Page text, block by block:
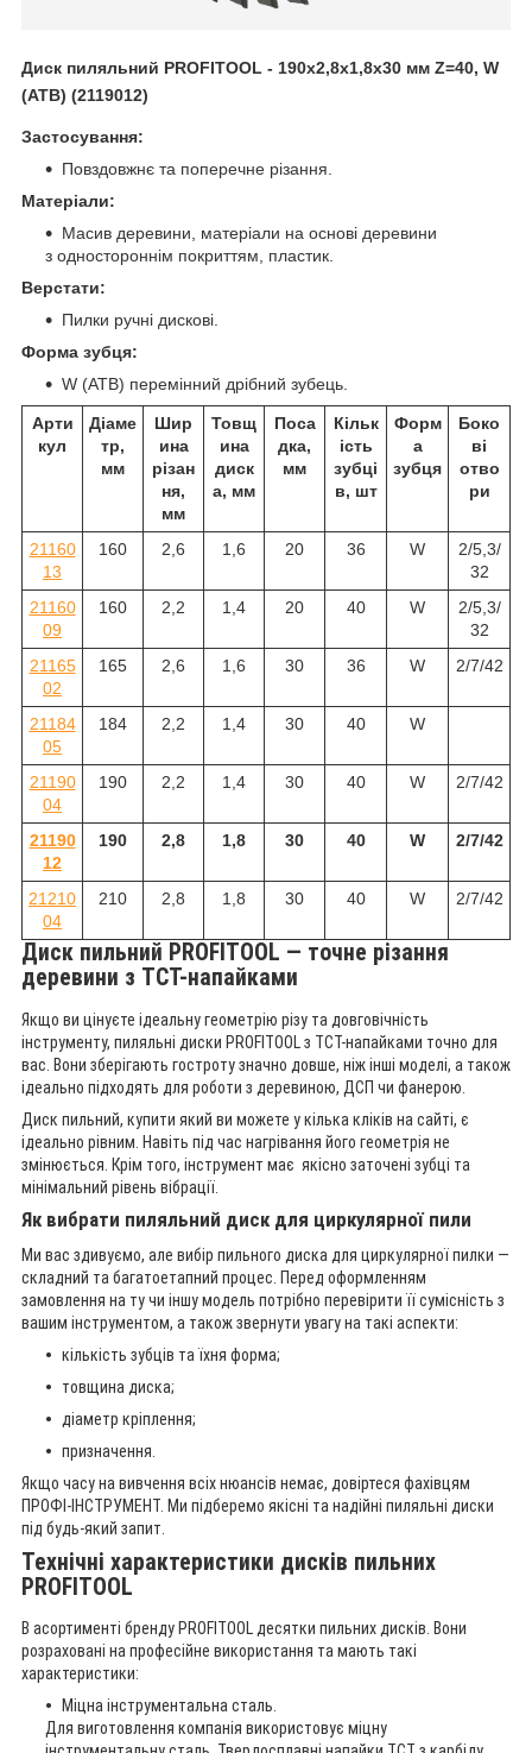
Диск пиляльний PROFITOOL - 190х2,8х1,8х30 мм Z=40, W
(ATB) (2119012)
Застосування:
Повздовжнє та поперечне різання.
Матеріали:
Масив деревини, матеріали на основі деревини
з одностороннім покриттям, пластик.
Верстати:
Пилки ручні дискові.
Форма зубця:
W (ATB) перемінний дрібний зубець.
Арти
кул
Діаме
тр,
мм
Шир
ина
різан
ня,
мм
Товщ
ина
диск
а, мм
Поса
дка,
мм
Кільк
ість
зубці
в, шт
Форм
а
зубця
Боко
ві
отво
ри
21160
13
160 2,6 1,6 20 36 W
2/5,3/
32
21160
09
160 2,2 1,4 20 40 W
2/5,3/
32
21165
02
165 2,6 1,6 30 36 W 2/7/42
21184
05
184 2,2 1,4 30 40 W
21190
04
190 2,2 1,4 30 40 W 2/7/42
21190
12
190 2,8 1,8 30 40 W 2/7/42
21210
04
210 2,8 1,8 30 40 W 2/7/42
Диск пильний PROFITOOL — точне різання
деревини з TCT-напайками
Якщо ви цінуєте ідеальну геометрію різу та довговічність
інструменту, пиляльні диски PROFITOOL з TCT-напайками точно для
вас. Вони зберігають гостроту значно довше, ніж інші моделі, а також
ідеально підходять для роботи з деревиною, ДСП чи фанерою.
Диск пильний, купити який ви можете у кілька кліків на сайті, є
ідеально рівним. Навіть під час нагрівання його геометрія не
змінюється. Крім того, інструмент має якісно заточені зубці та
мінімальний рівень вібрації.
Як вибрати пиляльний диск для циркулярної пили
Ми вас здивуємо, але вибір пильного диска для циркулярної пилки —
складний та багатоетапний процес. Перед оформленням
замовлення на ту чи іншу модель потрібно перевірити її сумісність з
вашим інструментом, а також звернути увагу на такі аспекти:
кількість зубців та їхня форма;
товщина диска;
діаметр кріплення;
призначення.
Якщо часу на вивчення всіх нюансів немає, довіртеся фахівцям
ПРОФІ-ІНСТРУМЕНТ. Ми підберемо якісні та надійні пиляльні диски
під будь-який запит.
Технічні характеристики дисків пильних
PROFITOOL
В асортименті бренду PROFITOOL десятки пильних дисків. Вони
розраховані на професійне використання та мають такі
характеристики:
Міцна інструментальна сталь.
Для виготовлення компанія використовує міцну